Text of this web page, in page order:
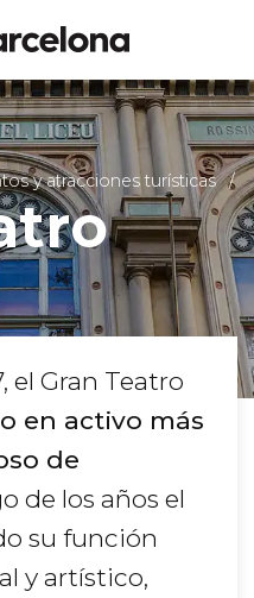
y atracciones turísticas
el Gran Teatro
en activo más
de
de los años el
su función
y artístico,